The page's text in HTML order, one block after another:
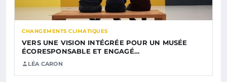
CHANGEMENTS CLIMATIQUES
VERS UNE VISION INTÉGRÉE POUR UN MUSÉE
ÉCORESPONSABLE ET ENGAGÉ…
LÉA CARON